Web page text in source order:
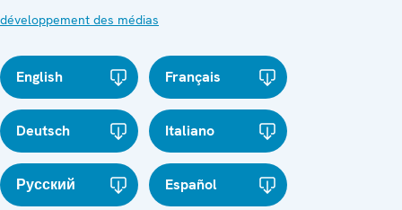
développement des médias
English Français
Deutsch Italiano
Русский Español